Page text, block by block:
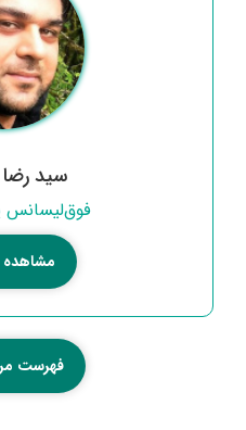
دانشگاه سوره ) همکاری
اردبیل به عنوان کارگردان و
از تجربه پست های
کانون مساجد کشور و فارغ
جوانان اردبیل منصوب
شناسنامه ، محبت ؛ سرباز
های پا به ماه ، چه شور
قرعه ، منم تانم ، فصل آخر ،
بر فراز کوههای برفگیر و ....
سید
مشاهده
فهرست